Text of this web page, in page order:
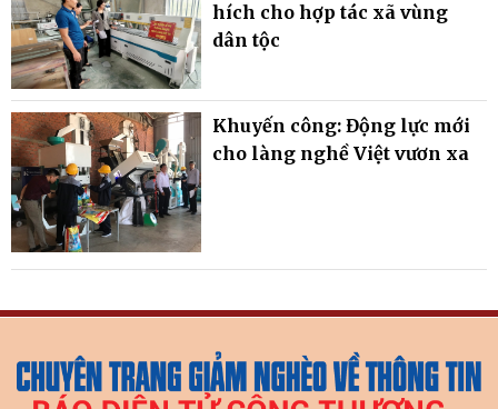
hích cho hợp tác xã vùng
dân tộc
Khuyến công: Động lực mới
cho làng nghề Việt vươn xa